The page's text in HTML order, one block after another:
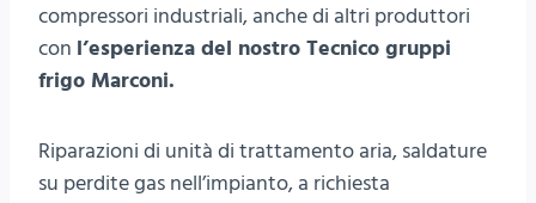
compressori industriali, anche di altri produttori
con l’esperienza del nostro Tecnico gruppi
frigo Marconi.
Riparazioni di unità di trattamento aria, saldature
su perdite gas nell’impianto, a richiesta